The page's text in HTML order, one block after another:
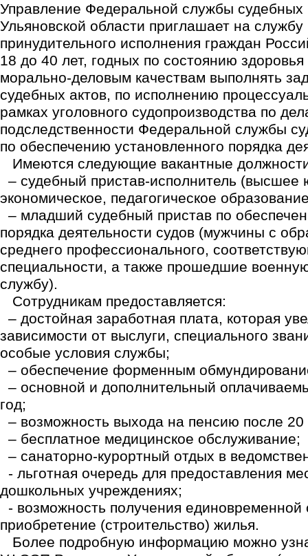
Управление Федеральной службы судебных
Ульяновской области приглашает на
принудительного исполнения граждан
18 до 40 лет, годных по состоянию
морально-деловым качествам выполнять
судебных актов, по исполнению
рамках уголовного судопроизводства по
подследственности Федеральной службы
по обеспечению установленного порядка
Имеются следующие вакантные
– судебный пристав-исполнитель (высшее
экономическое, педагогическое
– младший судебный пристав по
порядка деятельности судов (мужчины с
среднего профессионального,
специальности, а также прошедшие
службу).
Сотрудникам предоставляется:
– достойная заработная плата, которая
зависимости от выслуги, специального
особые условия службы;
– обеспечение форменным
– основной и дополнительный
год;
– возможность выхода на пенсию после
– бесплатное медицинское обслуживание;
– санаторно-курортный отдых в
- льготная очередь для предоставления
дошкольных учреждениях;
- возможность получения единовременной
приобретение (строительство) жилья.
Более подробную информацию можно